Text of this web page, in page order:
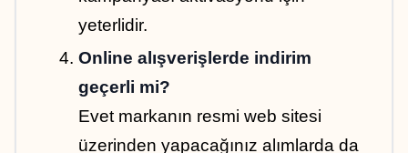
yeterlidir.
Online alışverişlerde indirim
geçerli mi?
Evet markanın resmi web sitesi
üzerinden yapacağınız alımlarda da